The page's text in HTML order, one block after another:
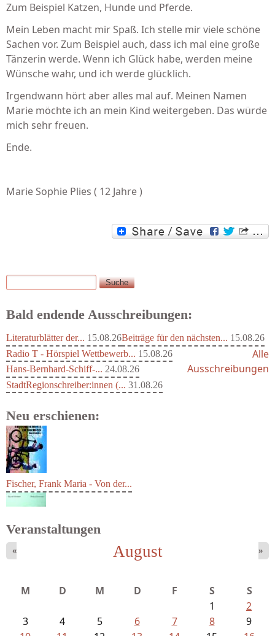
Zum Beispiel Katzen, Hunde und Pferde.
Mein Leben macht mir Spaß. Ich stelle mir viele schöne
Sachen vor. Zum Beispiel auch, dass ich mal eine große
Tänzerin werde. Wenn ich Glück habe, werden meine
Wünsche wahr, und ich werde glücklich.
Irgendwann hört aber alles mal auf. Meinen Namen
Marie möchte ich an mein Kind weitergeben. Das würde
mich sehr freuen.
Ende.
Marie Sophie Plies ( 12 Jahre )
Suchformular
Suche
Bald endende Ausschreibungen:
Literaturblätter der... 15.08.26Beiträge für den nächsten... 15.08.26
Radio T - Hörspiel Wettbewerb... 15.08.26
Hans-Bernhard-Schiff-... 24.08.26
StadtRegionschreiber:innen (... 31.08.26
Alle
Ausschreibungen
Neu erschienen:
Fischer, Frank Maria - Von der...
Veranstaltungen
August
« »
M D M D F S
S
1
2
3
4 5 6 7 8
9